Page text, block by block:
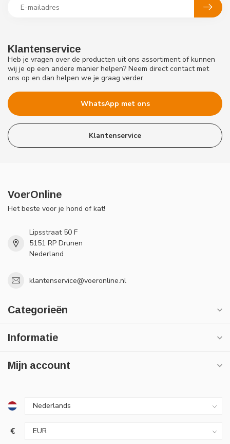
Klantenservice
Heb je vragen over de producten uit ons assortiment of kunnen
wij je op een andere manier helpen? Neem direct contact met
ons op en dan helpen we je graag verder.
WhatsApp met ons
Klantenservice
VoerOnline
Het beste voor je hond of kat!
Lipsstraat 50 F
5151 RP Drunen
Nederland
klantenservice@voeronline.nl
Categorieën
Informatie
Mijn account
€